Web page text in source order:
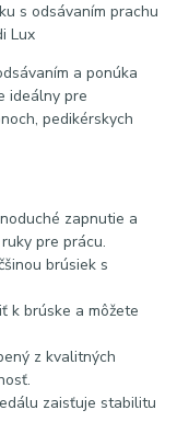
s odsávaním prachu
Lux
a ponúka
ideálny pre
pedikérskych
zapnutie a
pre prácu.
brúsiek s
k brúske a môžete
z kvalitných
zaisťuje stabilitu